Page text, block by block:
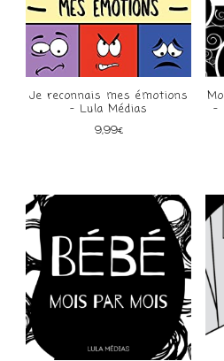
Je reconnais mes émotions
– Lula Médias
9,99€
–